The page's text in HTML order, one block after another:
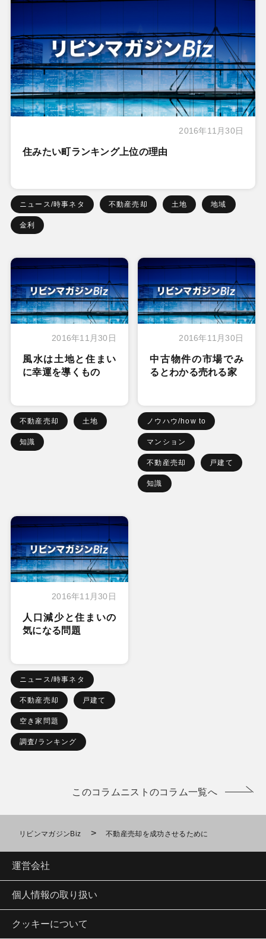
2016年11月30日
住みたい町ランキング上位の理由
ニュース/時事ネタ 不動産売却 土地 地域
金利
2016年11月30日
風水は土地と住まい
に幸運を導くもの
不動産売却 土地
知識
2016年11月30日
中古物件の市場でみ
るとわかる売れる家
ノウハウ/how to
マンション
不動産売却 戸建て
知識
2016年11月30日
人口減少と住まいの
気になる問題
ニュース/時事ネタ
不動産売却 戸建て
空き家問題
調査/ランキング
このコラムニストのコラム一覧へ
リビンマガジンBiz > 不動産売却を成功させるために
運営会社
個人情報の取り扱い
クッキーについて